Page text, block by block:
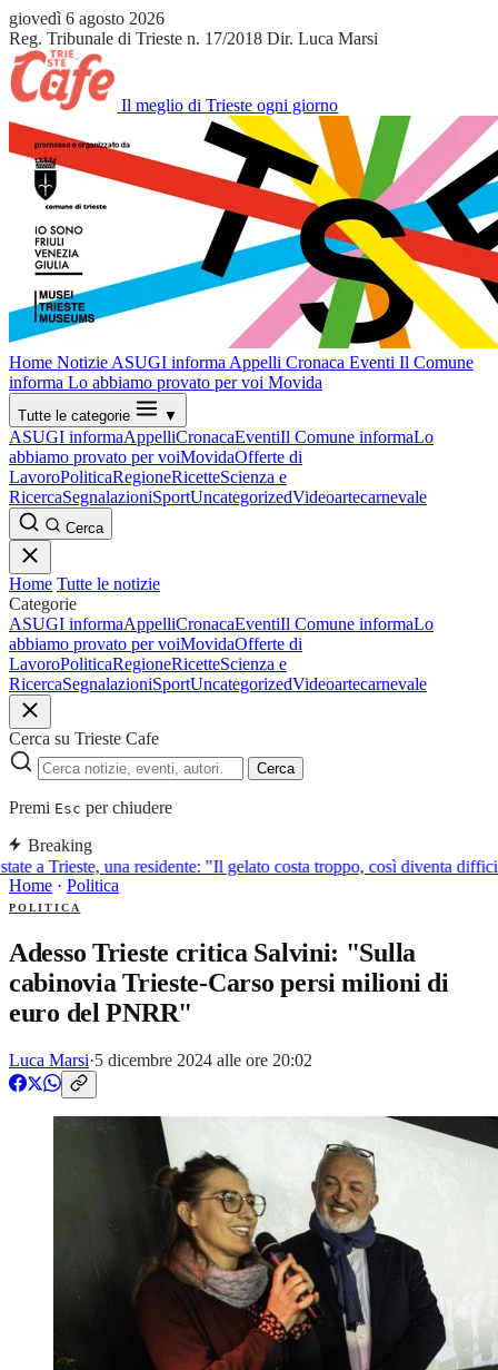
giovedì 6 agosto 2026
Reg. Tribunale di Trieste n. 17/2018 Dir. Luca Marsi
Il meglio di Trieste ogni giorno
Home Notizie ASUGI informa Appelli Cronaca Eventi Il Comune
informa Lo abbiamo provato per voi Movida
Tutte le categorie ▼
ASUGI informaAppelliCronacaEventiIl Comune informaLo
abbiamo provato per voiMovidaOfferte di
LavoroPoliticaRegioneRicetteScienza e
RicercaSegnalazioniSportUncategorizedVideoartecarnevale
Cerca
Home Tutte le notizie
Categorie
ASUGI informaAppelliCronacaEventiIl Comune informaLo
abbiamo provato per voiMovidaOfferte di
LavoroPoliticaRegioneRicetteScienza e
RicercaSegnalazioniSportUncategorizedVideoartecarnevale
Cerca su Trieste Cafe
Cerca
Premi Esc per chiudere
Breaking
a Trieste, una residente: "Il gelato costa troppo, così diventa
Home · Politica
POLITICA
Adesso Trieste critica Salvini: "Sulla
cabinovia Trieste-Carso persi milioni di
euro del PNRR"
Luca Marsi·5 dicembre 2024 alle ore 20:02